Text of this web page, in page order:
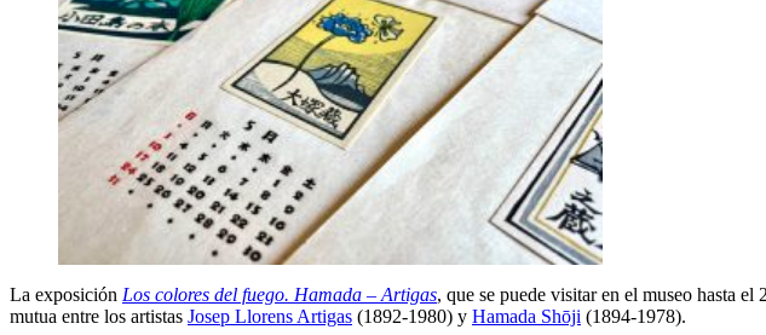
La exposición Los colores del fuego. Hamada – Artigas, que se puede visitar en el museo hasta
mutua entre los artistas Josep Llorens Artigas (1892-1980) y Hamada Shōji (1894-1978).